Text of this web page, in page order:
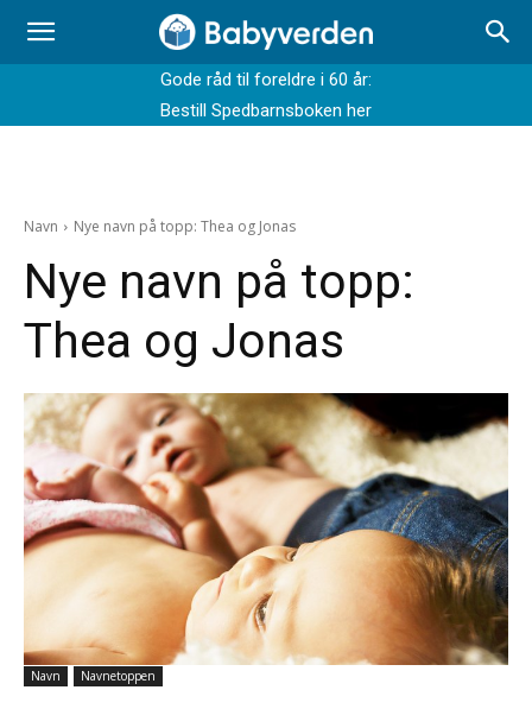
Gode råd til foreldre i 60 år:
Bestill Spedbarnsboken her
Navn Nye navn på topp: Thea og Jonas
Nye navn på topp:
Thea og Jonas
Navn Navnetoppen